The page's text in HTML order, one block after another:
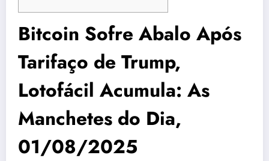
Bitcoin Sofre Abalo Após
Tarifaço de Trump,
Lotofácil Acumula: As
Manchetes do Dia,
01/08/2025